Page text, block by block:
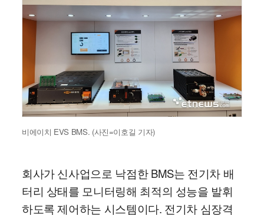
비에이치 EVS BMS. (사진=이호길 기자)
회사가 신사업으로 낙점한 BMS는 전기차 배
터리 상태를 모니터링해 최적의 성능을 발휘
하도록 제어하는 시스템이다. 전기차 심장격